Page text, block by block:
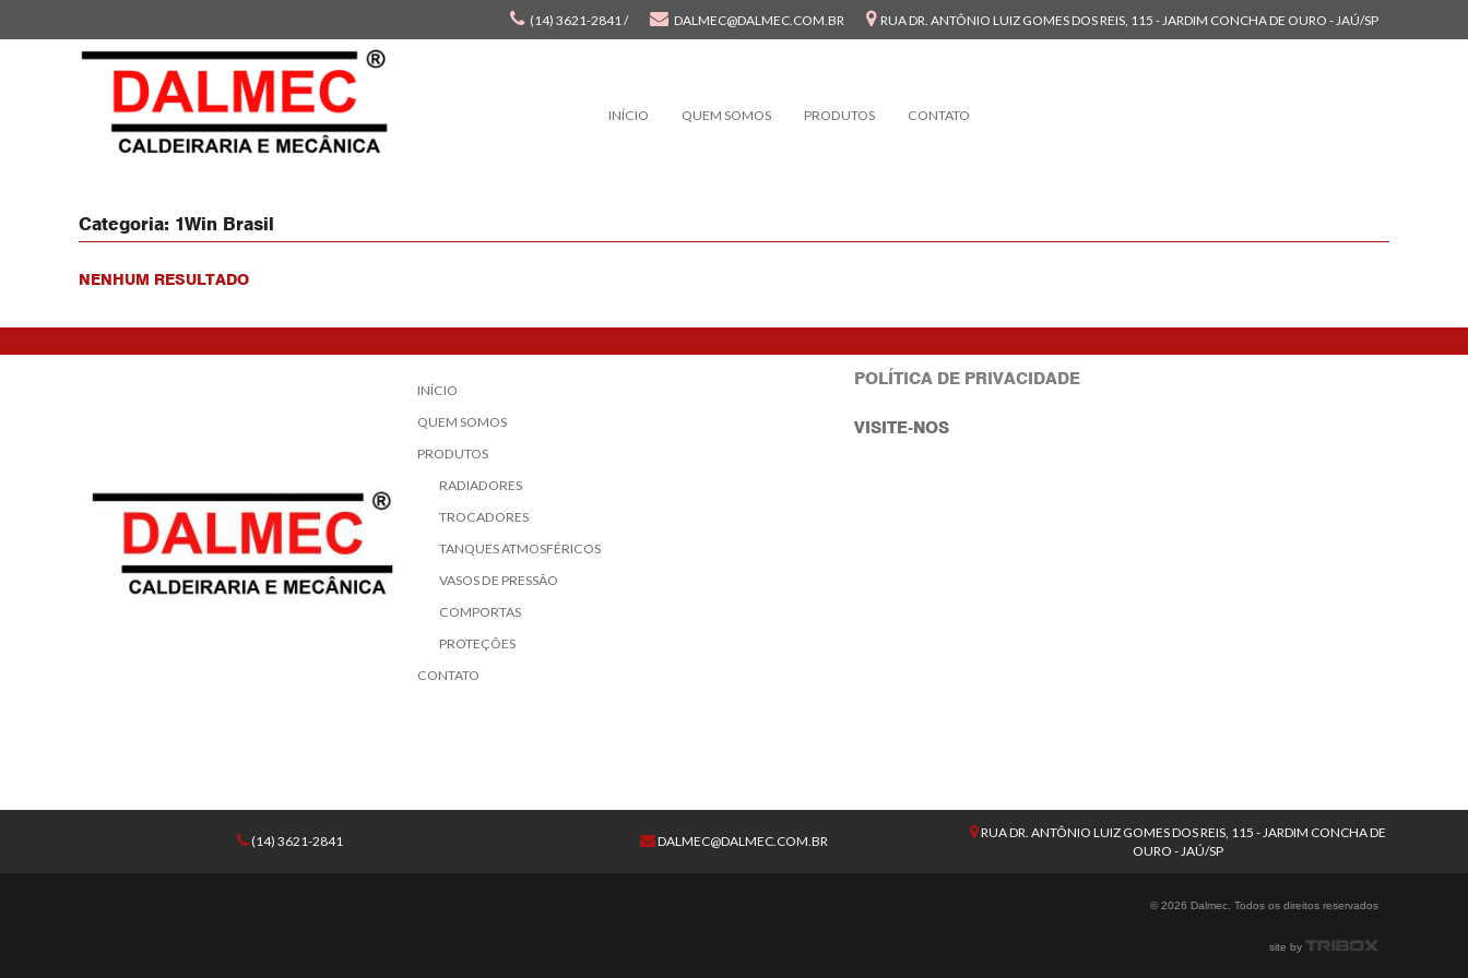
(14) 3621-2841 / DALMEC@DALMEC.COM.BR RUA DR. ANTÔNIO LUIZ GOMES DOS REIS, 115 - JARDIM CONCHA DE OURO - JAÚ/SP
INÍCIO QUEM SOMOS PRODUTOS CONTATO
Categoria: 1Win Brasil
NENHUM RESULTADO
INÍCIO
QUEM SOMOS
PRODUTOS
RADIADORES
TROCADORES
TANQUES ATMOSFÉRICOS
VASOS DE PRESSÃO
COMPORTAS
PROTEÇÕES
CONTATO
POLÍTICA DE PRIVACIDADE
VISITE-NOS
(14) 3621-2841 DALMEC@DALMEC.COM.BR
RUA DR. ANTÔNIO LUIZ GOMES DOS REIS, 115 - JARDIM CONCHA DE
OURO - JAÚ/SP
© 2026 Dalmec. Todos os direitos reservados
site by